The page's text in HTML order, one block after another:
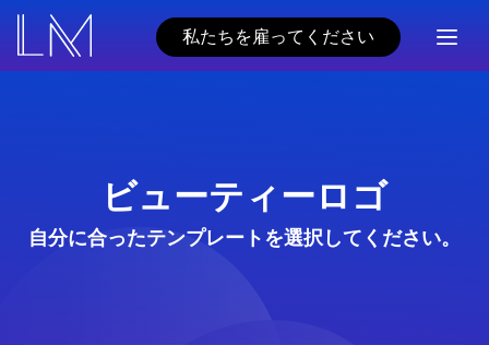
私たちを雇ってください
ビューティーロゴ
自分に合ったテンプレートを選択してください。